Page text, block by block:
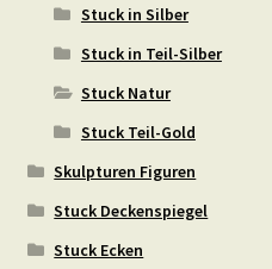
Stuck in Silber
Stuck in Teil-Silber
Stuck Natur
Stuck Teil-Gold
Skulpturen Figuren
Stuck Deckenspiegel
Stuck Ecken